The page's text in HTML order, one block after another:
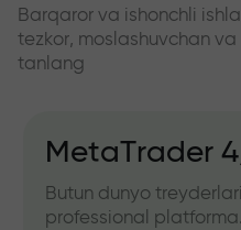
Barqaror va ishonchli
tezkor, moslashuvchan
tanlang
MetaTrader
Butun dunyo
professional